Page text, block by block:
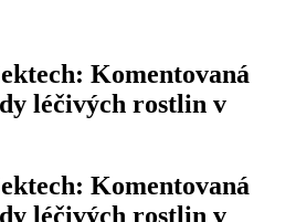
Komentovaná
léčivých rostlin v
Komentovaná
léčivých rostlin v